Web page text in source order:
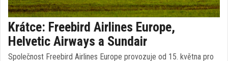
Krátce: Freebird Airlines Europe,
Helvetic Airways a Sundair
Společnost Freebird Airlines Europe provozuje od 15. května pro